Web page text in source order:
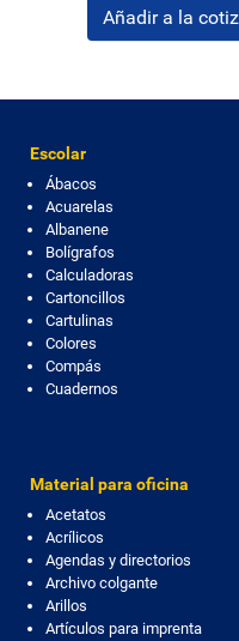
Escolar
Ábacos
Acuarelas
Albanene
Bolígrafos
Calculadoras
Cartoncillos
Cartulinas
Colores
Compás
Cuadernos
Material para oficina
Acetatos
Acrílicos
Agendas y directorios
Archivo colgante
Arillos
Artículos para imprenta